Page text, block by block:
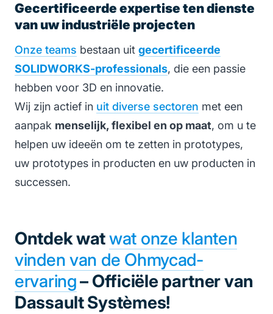
Gecertificeerde expertise ten dienste
van uw industriële projecten
Onze teams bestaan uit gecertificeerde
SOLIDWORKS-professionals, die een passie
hebben voor 3D en innovatie.
Wij zijn actief in uit diverse sectoren met een
aanpak menselijk, flexibel en op maat, om u te
helpen uw ideeën om te zetten in prototypes,
uw prototypes in producten en uw producten in
successen.
Ontdek watwat onze klanten
vinden van de Ohmycad-
ervaring– Officiële partner van
Dassault Systèmes!